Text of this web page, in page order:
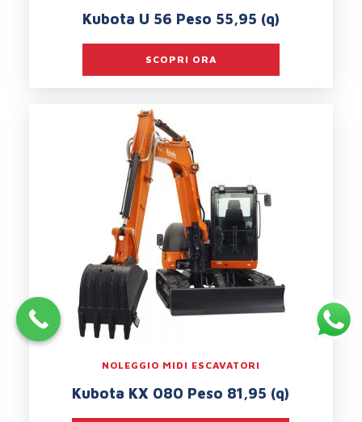
Kubota U 56 Peso 55,95 (q)
SCOPRI ORA
NOLEGGIO MIDI ESCAVATORI
Kubota KX 080 Peso 81,95 (q)